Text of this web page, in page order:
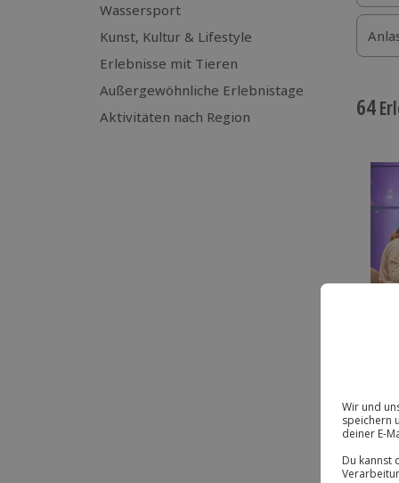
Wassersport
Kunst, Kultur & Lifestyle
Erlebnisse mit Tieren
Außergewöhnliche Erlebnistage
Aktivitäten nach Region
64